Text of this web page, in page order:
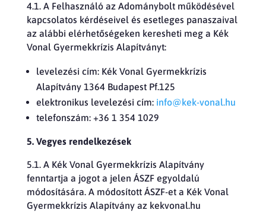
4.1. A Felhasználó az Adománybolt működésével
kapcsolatos kérdéseivel és esetleges panaszaival
az alábbi elérhetőségeken keresheti meg a Kék
Vonal Gyermekkrízis Alapítványt:
levelezési cím: Kék Vonal Gyermekkrízis
Alapítvány 1364 Budapest Pf.125
elektronikus levelezési cím: info@kek-vonal.hu
telefonszám: +36 1 354 1029
5. Vegyes rendelkezések
5.1. A Kék Vonal Gyermekkrízis Alapítvány
fenntartja a jogot a jelen ÁSZF egyoldalú
módosítására. A módosított ÁSZF-et a Kék Vonal
Gyermekkrízis Alapítvány az kekvonal.hu